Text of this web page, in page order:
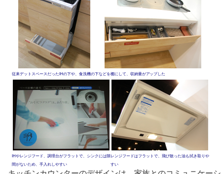
従来デットスペースだったIHの下や、食洗機の下などを棚にして、収納量がアップした
IHやレンジフード、調理台がフラットで、シンクには隙
間がないため、手入れしやすい
レンジフードはフラットで、飛び散った油も拭き取りや
すい